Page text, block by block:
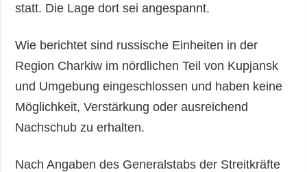
statt. Die Lage dort sei angespannt.
Wie berichtet sind russische Einheiten in der
Region Charkiw im nördlichen Teil von Kupjansk
und Umgebung eingeschlossen und haben keine
Möglichkeit, Verstärkung oder ausreichend
Nachschub zu erhalten.
Nach Angaben des Generalstabs der Streitkräfte